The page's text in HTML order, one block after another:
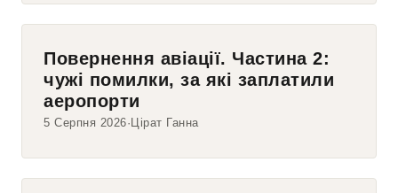
Повернення авіації. Частина 2:
чужі помилки, за які заплатили
аеропорти
5 Серпня 2026 Цірат Ганна